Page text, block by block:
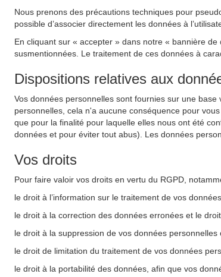
Nous prenons des précautions techniques pour
possible d’associer directement les données à
En cliquant sur « accepter » dans notre « bannière
susmentionnées. Le traitement de ces données à
Dispositions relatives aux
Vos données personnelles sont fournies sur une
personnelles, cela n'a aucune conséquence pour
que pour la finalité pour laquelle elles nous ont été
données et pour éviter tout abus). Les données
Vos droits
Pour faire valoir vos droits en vertu du RGPD,
le droit à l’information sur le traitement de vos
le droit à la correction des données erronées et le
le droit à la suppression de vos données
le droit de limitation du traitement de vos données
le droit à la portabilité des données, afin que vos